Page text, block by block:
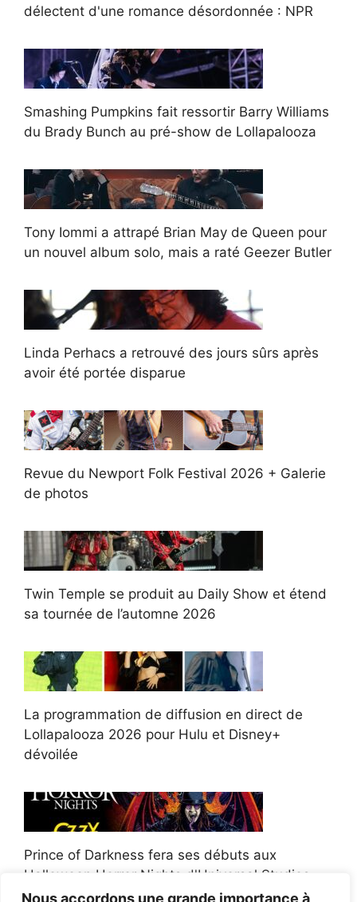
Nous accordons une grande importance à
délectent d'une romance désordonnée : NPR
Smashing Pumpkins fait ressortir Barry Williams
du Brady Bunch au pré-show de Lollapalooza
Tony Iommi a attrapé Brian May de Queen pour
un nouvel album solo, mais a raté Geezer Butler
Linda Perhacs a retrouvé des jours sûrs après
avoir été portée disparue
Revue du Newport Folk Festival 2026 + Galerie
de photos
Twin Temple se produit au Daily Show et étend
sa tournée de l’automne 2026
La programmation de diffusion en direct de
Lollapalooza 2026 pour Hulu et Disney+
dévoilée
Prince of Darkness fera ses débuts aux
Halloween Horror Nights d'Universal Studios